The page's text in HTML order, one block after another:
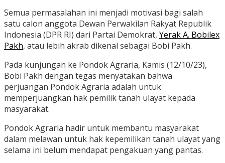
Semua permasalahan ini menjadi motivasi bagi salah
satu calon anggota Dewan Perwakilan Rakyat Republik
Indonesia (DPR RI) dari Partai Demokrat, Yerak A. Bobilex
Pakh, atau lebih akrab dikenal sebagai Bobi Pakh.
Pada kunjungan ke Pondok Agraria, Kamis (12/10/23),
Bobi Pakh dengan tegas menyatakan bahwa
perjuangan Pondok Agraria adalah untuk
memperjuangkan hak pemilik tanah ulayat kepada
masyarakat.
Pondok Agraria hadir untuk membantu masyarakat
dalam melawan untuk hak kepemilikan tanah ulayat yang
selama ini belum mendapat pengakuan yang pantas.